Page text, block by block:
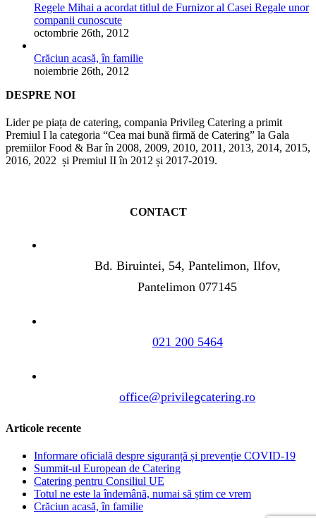
Regele Mihai a acordat titlul de Furnizor al Casei Regale unor
companii cunoscute
octombrie 26th, 2012
Crăciun acasă, în familie
noiembrie 26th, 2012
DESPRE NOI
Lider pe piața de catering, compania Privileg Catering a primit
Premiul I la categoria “Cea mai bună firmă de Catering” la Gala
premiilor Food & Bar în 2008, 2009, 2010, 2011, 2013, 2014, 2015,
2016, 2022 și Premiul II în 2012 și 2017-2019.
CONTACT
Bd. Biruintei, 54, Pantelimon, Ilfov,
Pantelimon 077145
021 200 5464
office@privilegcatering.ro
Articole recente
Informare oficială despre siguranță și prevenție COVID-19
Summit-ul European de Catering
Catering pentru Consiliul UE
Totul ne este la îndemână, numai să știm ce vrem
Crăciun acasă, în familie